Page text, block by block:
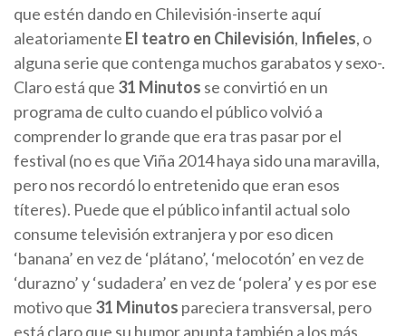
que estén dando en Chilevisión-inserte aquí
aleatoriamente El teatro en Chilevisión, Infieles, o
alguna serie que contenga muchos garabatos y sexo-.
Claro está que 31 Minutos se convirtió en un
programa de culto cuando el público volvió a
comprender lo grande que era tras pasar por el
festival (no es que Viña 2014 haya sido una maravilla,
pero nos recordó lo entretenido que eran esos
títeres). Puede que el público infantil actual solo
consume televisión extranjera y por eso dicen
‘banana’ en vez de ‘plátano’, ‘melocotón’ en vez de
‘durazno’ y ‘sudadera’ en vez de ‘polera’ y es por ese
motivo que 31 Minutos pareciera transversal, pero
está claro que su humor apunta también a los más